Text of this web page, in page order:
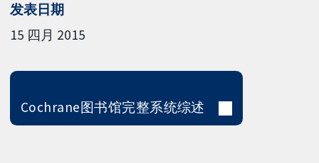
发表日期
15 四月 2015
Cochrane图书馆完整系统综述